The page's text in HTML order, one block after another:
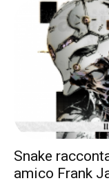
Snake
amico Frank